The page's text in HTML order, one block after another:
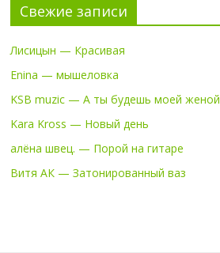
Свежие записи
Лисицын — Красивая
Enina — мышеловка
KSB muzic — А ты будешь моей женой
Kara Kross — Новый день
алёна швец. — Порой на гитаре
Витя АК — Затонированный ваз